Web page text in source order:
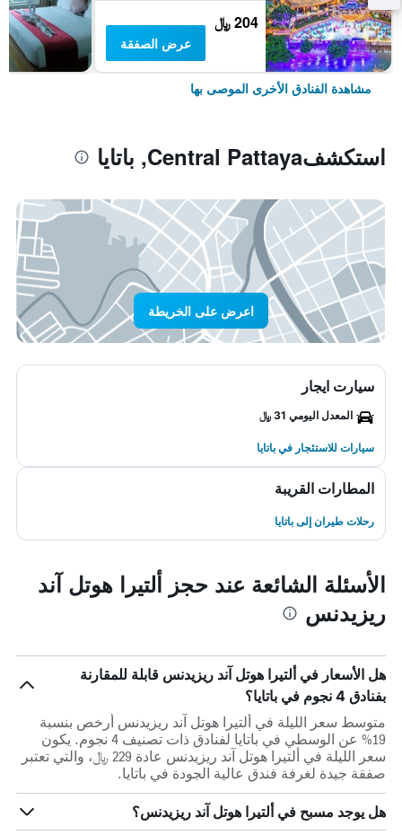
204 ﷼
عرض الصفقة
مشاهدة الفنادق الأخرى الموصى بها
استكشفCentral Pattaya, باتايا
اعرض على الخريطة
سيارت ايجار
المعدل اليومي 31 ﷼
سيارات للاستئجار في باتايا
المطارات القريبة
رحلات طيران إلى باتايا
الأسئلة الشائعة عند حجز ألتيرا هوتل آند
ريزيدنس
هل الأسعار في ألتيرا هوتل آند ريزيدنس قابلة للمقارنة
بفنادق 4 نجوم في باتايا؟
متوسط سعر الليلة في ألتيرا هوتل آند ريزيدنس أرخص بنسبة
19% عن الوسطي في باتايا لفنادق ذات تصنيف 4 نجوم. يكون
سعر الليلة في ألتيرا هوتل آند ريزيدنس عادة 229 ﷼، والتي تعتبر
صفقة جيدة لغرفة فندق عالية الجودة في باتايا.
هل يوجد مسبح في ألتيرا هوتل آند ريزيدنس؟